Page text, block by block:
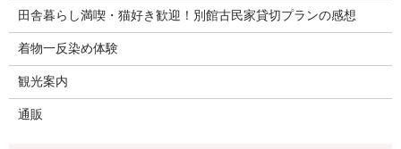
田舎暮らし満喫・猫好き歓迎！別館古民家貸切プランの感想
着物一反染め体験
観光案内
通販